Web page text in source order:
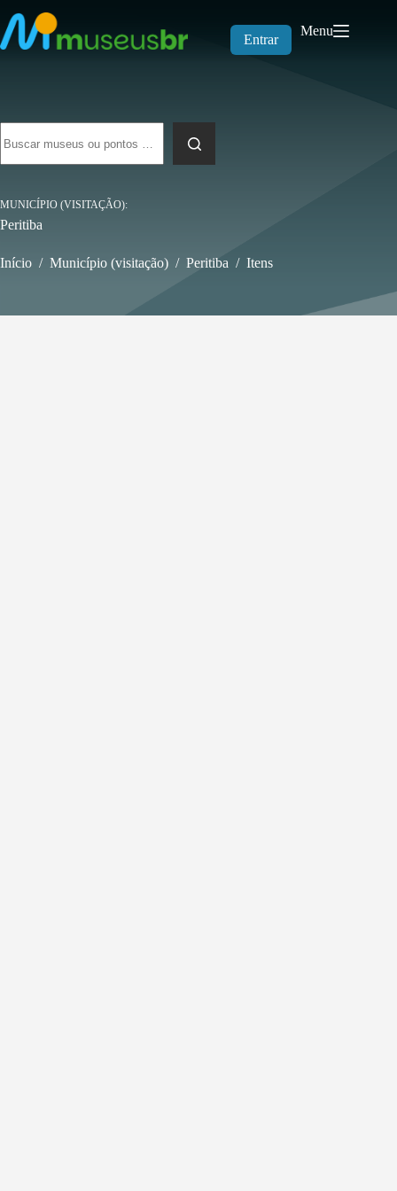
para
o
conteúdo
Entrar
Menu
resultados
MUNICÍPIO (VISITAÇÃO)
Peritiba
Início / Município (visitação) / Peritiba / Itens